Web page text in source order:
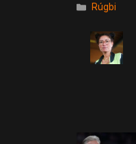
Categorias
Rúgbi